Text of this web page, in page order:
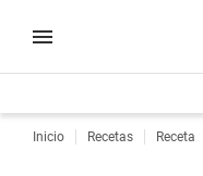
Inicio Recetas Receta